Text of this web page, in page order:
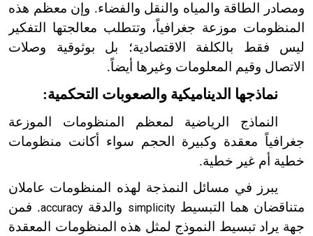
ومصادر الطاقة والمياه والنقل والفضاء. وإن معظم هذه
المنظومات موزعة جغرافياً، وتتطلب معالجتها التفكير
ليس فقط بالكلفة الاقتصادية؛ بل بوثوقية وصلات
الاتصال وقيم المعلومات وغيرها أيضاً.
نماذجها الديناميكية والصعوبات التحكمية:
النماذج الرياضية لمعظم المنظومات الموزعة
جغرافياً معقدة وكبيرة الحجم سواء أكانت منظومات
خطية أم غير خطية.
يبرز في مسائل النمذجة لهذه المنظومات عاملان
متناقضان هما التبسيطsimplicity والدقة accuracy. فمن
جهة يراد تبسيط النموذج لمثل هذه المنظومات المعقدة